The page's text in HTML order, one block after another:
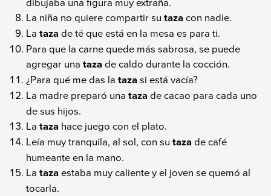
La niña no quiere compartir sutaza con nadie.
Lataza de té que está en la mesa es para ti.
Para que la carne quede más sabrosa, se puede
agregar unataza de caldo durante la cocción.
¿Para qué me das lataza si está vacía?
La madre preparó unataza de cacao para cada uno
de sus hijos.
Lataza hace juego con el plato.
Leía muy tranquila, al sol, con sutaza de café
humeante en la mano.
Lataza estaba muy caliente y el joven se quemó al
tocarla.